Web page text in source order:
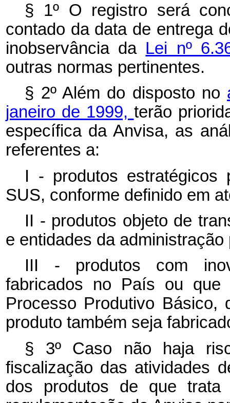
§ 1º O registro será
contado da data de entrega
inobservância da Lei nº
outras normas pertinentes.
§ 2º Além do disposto no
janeiro de 1999, terão
específica da Anvisa, as
referentes a:
I - produtos
SUS, conforme definido em
II - produtos objeto de
e entidades da administração
III - produtos com
fabricados no País ou
Processo Produtivo Básico,
produto também seja
§ 3º Caso não haja
fiscalização das atividades
dos produtos de que